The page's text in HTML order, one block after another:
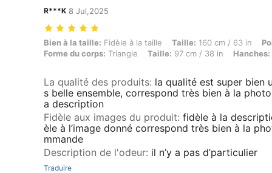
R***K 8 Jul,2025
Bien à la taille: Fidèle à la taille, Taille: 160 cm / 63 in, Poids: 75 kg
Bien à la taille: Fidèle à la taille Taille: 160 cm / 63 in
Forme du corps: Triangle Taille: 97 cm / 38 in Hanches:
La qualité des produits: la qualité est super bien
s belle ensemble, correspond très bien à la
a description
Fidèle aux images du produit: fidèle à la
èle à l’image donné correspond très bien à la
mmande
Description de l'odeur: il n’y a pas d’particulier
Traduire